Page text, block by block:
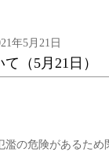
年5月21日
（5月21日）
濫の危険があるため